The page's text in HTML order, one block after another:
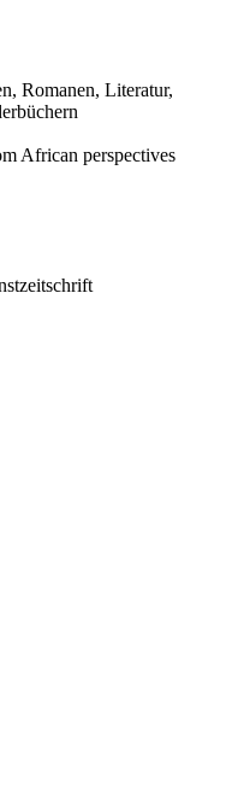
Romanen, Literatur,
African perspectives